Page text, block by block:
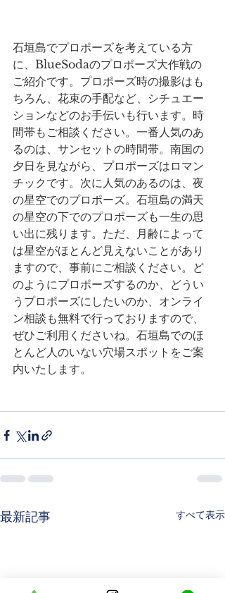
石垣島でプロポーズを考えている方
に、BlueSodaのプロポーズ大作戦の
ご紹介です。プロポーズ時の撮影はも
ちろん、花束の手配など、シチュエー
ションなどのお手伝いも行います。時
間帯もご相談ください。一番人気のあ
るのは、サンセットの時間帯。南国の
夕日を見ながら、プロポーズはロマン
チックです。次に人気のあるのは、夜
の星空でのプロポーズ。石垣島の満天
の星空の下でのプロポーズも一生の思
い出に残ります。ただ、月齢によって
は星空がほとんど見えないことがあり
ますので、事前にご相談ください。ど
のようにプロポーズするのか、どうい
うプロポーズにしたいのか、オンライ
ン相談も無料で行っておりますので、
ぜひご利用くださいね。石垣島でのほ
とんど人のいない穴場スポットをご案
内いたします。
最新記事 すべて表示